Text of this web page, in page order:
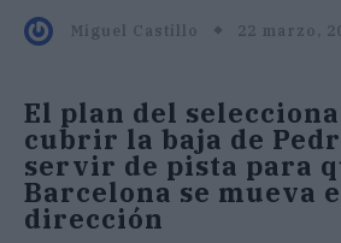
Miguel Castillo 22 marzo,
El plan del
cubrir la baja de
servir de pista para
Barcelona se mueva
dirección